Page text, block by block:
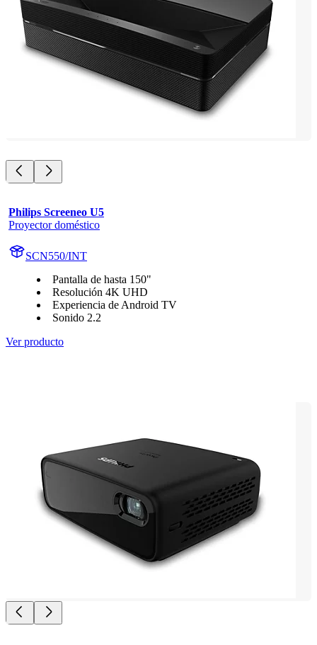
Philips Screeneo U5
Proyector doméstico
SCN550/INT
Pantalla de hasta 150"
Resolución 4K UHD
Experiencia de Android TV
Sonido 2.2
Ver producto